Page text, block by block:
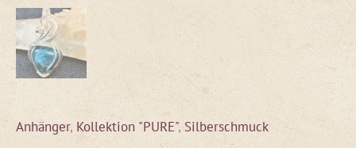
Anhänger, Kollektion "PURE",Silberschmuck